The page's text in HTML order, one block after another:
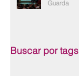
Guarda
Buscar por tags